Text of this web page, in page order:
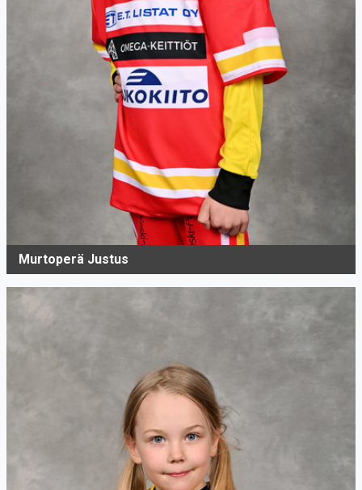
Murtoperä Justus